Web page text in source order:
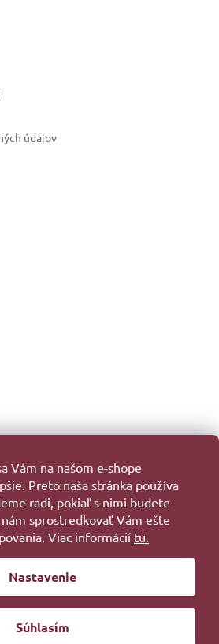
Vám na našom e-shope
Preto naša stránka používa
radi, pokiaľ s nimi budete
sprostredkovať Vám ešte
Viac informácií tu.
Nastavenie
Súhlasím
údajov
Vytvoril Shoptet
. Všetky práva vyhradené.
byFilipesmedia 🧡